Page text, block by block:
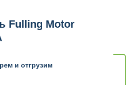
Fulling Motor
и отгрузим